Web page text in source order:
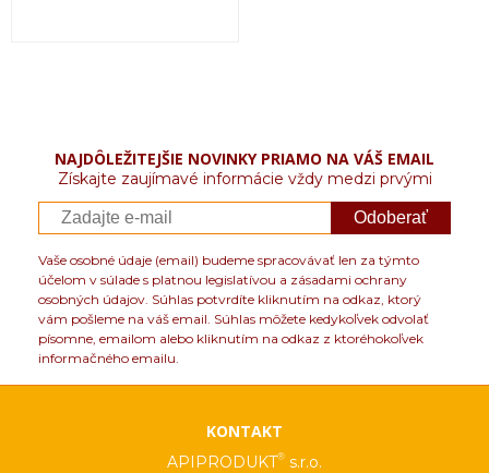
NAJDÔLEŽITEJŠIE NOVINKY PRIAMO NA VÁŠ EMAIL
Získajte zaujímavé informácie vždy medzi prvými
Odoberať
Vaše osobné údaje (email) budeme spracovávať len za týmto
účelom v súlade s platnou legislatívou a zásadami ochrany
osobných údajov. Súhlas potvrdíte kliknutím na odkaz, ktorý
vám pošleme na váš email. Súhlas môžete kedykoľvek odvolať
písomne, emailom alebo kliknutím na odkaz z ktoréhokoľvek
informačného emailu.
KONTAKT
APIPRODUKT® s.r.o.